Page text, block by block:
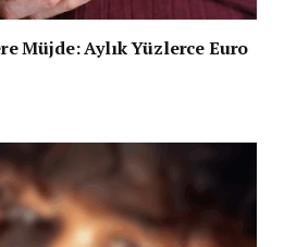
Müjde: Aylık Yüzlerce Euro